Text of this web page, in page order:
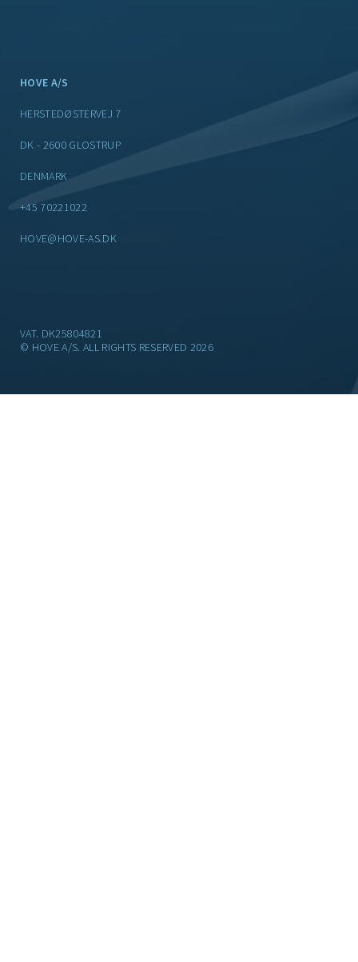
HOVE A/S
HERSTEDØSTERVEJ 7
DK - 2600 GLOSTRUP
DENMARK
+45 70221022
HOVE@HOVE-AS.DK
VAT. DK25804821
© HOVE A/S. ALL RIGHTS RESERVED 2026